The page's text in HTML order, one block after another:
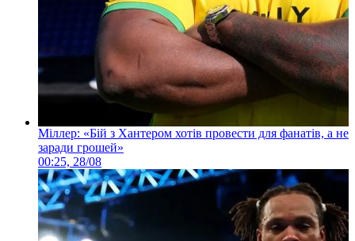
Міллер: «Бій з Хантером хотів провести для фанатів, а не
заради грошей»
00:25, 28/08